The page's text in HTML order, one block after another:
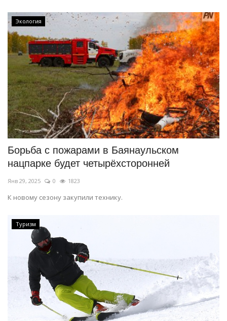
Язык
Қазақша Русский
Экология
Борьба с пожарами в Баянаульском
нацпарке будет четырёхсторонней
Янв 29, 2025 0 1823
К новому сезону закупили технику.
Туризм